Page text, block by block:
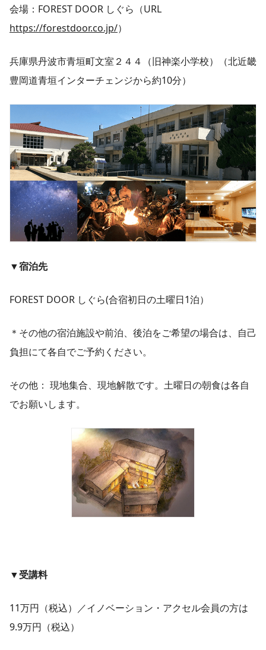
会場：FOREST DOOR しぐら（URL
https://forestdoor.co.jp/）
兵庫県丹波市青垣町文室２４４（旧神楽小学校）（北近畿
豊岡道青垣インターチェンジから約10分）
▼宿泊先
FOREST DOOR しぐら(合宿初日の土曜日1泊）
＊その他の宿泊施設や前泊、後泊をご希望の場合は、自己
負担にて各自でご予約ください。
その他： 現地集合、現地解散です。土曜日の朝食は各自
でお願いします。
▼受講料
11万円（税込）／イノベーション・アクセル会員の方は
9.9万円（税込）